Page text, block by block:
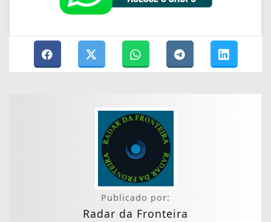
Publicado por:
Radar da Fronteira